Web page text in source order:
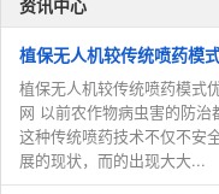
植保无人机较传统喷药模
植保无人机较传统喷药模式
网 以前农作物病虫害的防
这种传统喷药技术不仅不安
展的现状，而的出现大大...